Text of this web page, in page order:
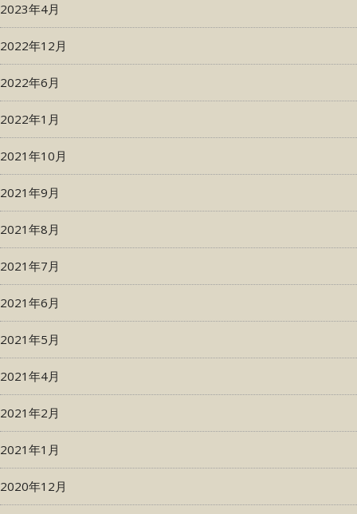
2023年4月
2022年12月
2022年6月
2022年1月
2021年10月
2021年9月
2021年8月
2021年7月
2021年6月
2021年5月
2021年4月
2021年2月
2021年1月
2020年12月